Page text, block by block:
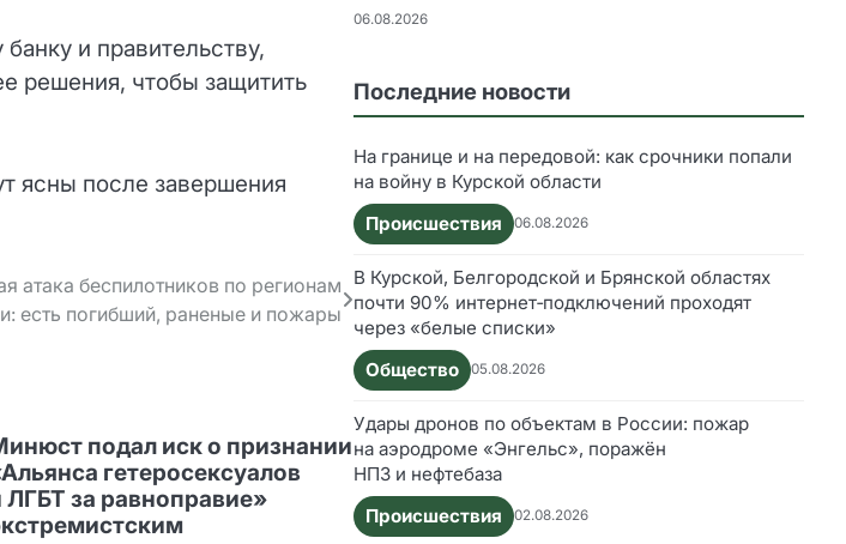
и правительству,
решения, чтобы защитить
ясны после завершения
атака беспилотников по регионам
есть погибший, раненые и пожары
подал иск о признании
гетеросексуалов
ЛГБТ за равноправие»
06.08.2026
Последние новости
На границе и на передовой: как срочники попали
на войну в Курской области
Происшествия
06.08.2026
В Курской, Белгородской и Брянской областях
почти 90% интернет‑подключений проходят
через «белые списки»
Общество
05.08.2026
Удары дронов по объектам в России: пожар
на аэродроме «Энгельс», поражён
НПЗ и нефтебаза
Происшествия
02.08.2026